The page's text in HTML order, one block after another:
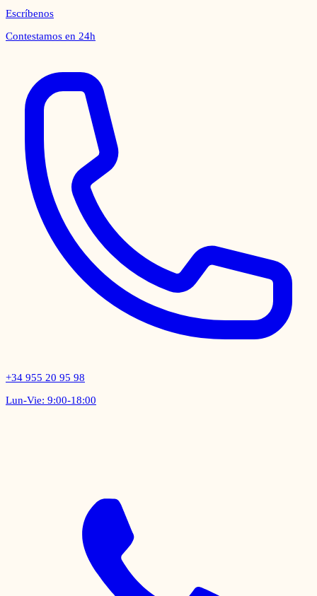
Escríbenos
Contestamos en 24h
+34 955 20 95 98
Lun-Vie: 9:00-18:00